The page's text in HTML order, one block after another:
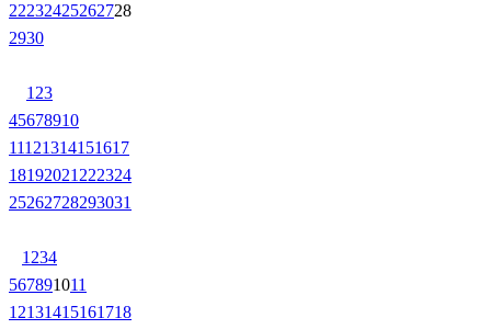
22232425262728
2930
1 23
45678910
11121314151617
18192021 222324
25262728293031
1 234
567891011
12131415161718